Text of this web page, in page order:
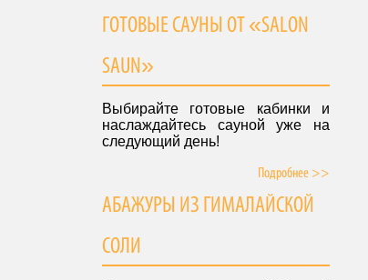
ГОТОВЫЕ САУНЫ ОТ «SALON
SAUN»
Выбирайте готовые кабинки и
наслаждайтесь сауной уже на
следующий день!
Подробнее >>
АБАЖУРЫ ИЗ ГИМАЛАЙСКОЙ
СОЛИ